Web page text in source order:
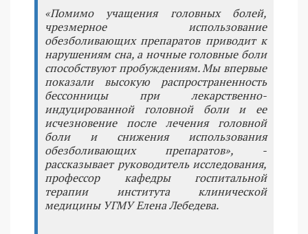
«Помимо учащения головных болей,
чрезмерное использование
обезболивающих препаратов приводит к
нарушениям сна, а ночные головные боли
способствуют пробуждениям. Мы впервые
показали высокую распространенность
бессонницы при лекарственно-
индуцированной головной боли и ее
исчезновение после лечения головной
боли и снижения использования
обезболивающих препаратов», -
рассказывает руководитель исследования,
профессор кафедры госпитальной
терапии института клинической
медицины УГМУ Елена Лебедева.